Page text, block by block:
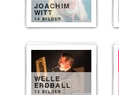
JOACHIM
WITT
14 BILDER
WELLE
ERDBALL
13 BILDER